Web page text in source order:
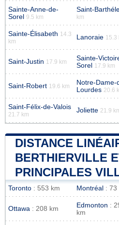
Sainte-Anne-de-
Sorel 9.5 km
Saint-
km
Sainte-Élisabeth 14.3
km
Lanoraie 15.3
Saint-Justin 17.9 km
Sainte-
Sorel 17.9 km
Saint-Robert 19.6 km
Notre-Dame-
Lourdes 20.6
Saint-Félix-de-Valois
21.7 km
Joliette 21.9
DISTANCE
BERTHIERVILLE
PRINCIPALES
Toronto : 553 km Montréal : 73
Ottawa : 208 km Edmonton :
km